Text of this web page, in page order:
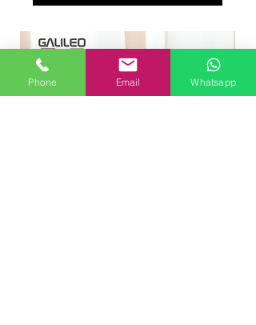
Phone Email Whatsapp